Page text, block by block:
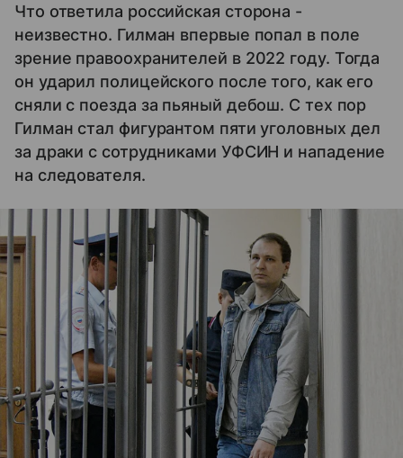
Что ответила российская сторона -
неизвестно. Гилман впервые попал в поле
зрение правоохранителей в 2022 году. Тогда
он ударил полицейского после того, как его
сняли с поезда за пьяный дебош. С тех пор
Гилман стал фигурантом пяти уголовных дел
за драки с сотрудниками УФСИН и нападение
на следователя.